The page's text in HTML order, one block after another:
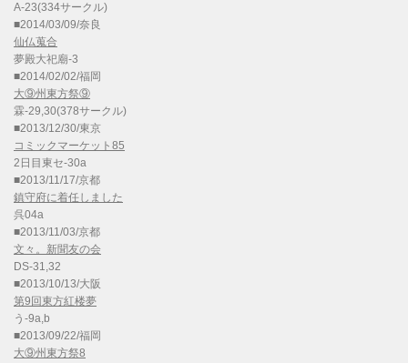
A-23(334サークル)
■2014/03/09/奈良
仙仏蒐合
夢殿大祀廟-3
■2014/02/02/福岡
大⑨州東方祭⑨
霖-29,30(378サークル)
■2013/12/30/東京
コミックマーケット85
2日目東セ-30a
■2013/11/17/京都
鎮守府に着任しました
呉04a
■2013/11/03/京都
文々。新聞友の会
DS-31,32
■2013/10/13/大阪
第9回東方紅楼夢
う-9a,b
■2013/09/22/福岡
大⑨州東方祭8